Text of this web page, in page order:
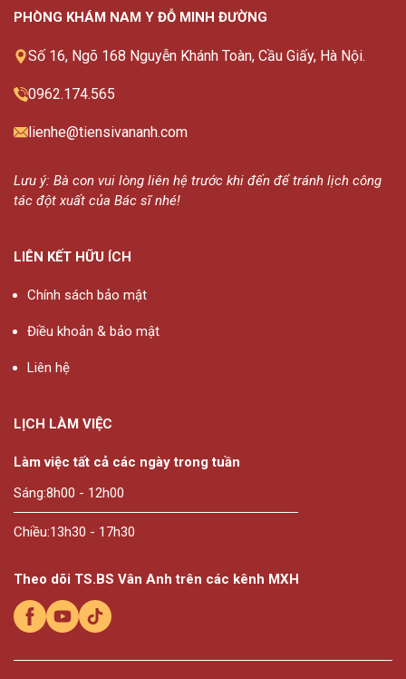
PHÒNG KHÁM NAM Y ĐỖ MINH ĐƯỜNG
Số 16, Ngõ 168 Nguyễn Khánh Toàn, Cầu Giấy, Hà Nội.
0962.174.565
lienhe@tiensivananh.com
Lưu ý: Bà con vui lòng liên hệ trước khi đến để tránh lịch công
tác đột xuất của Bác sĩ nhé!
LIÊN KẾT HỮU ÍCH
Chính sách bảo mật
Điều khoản & bảo mật
Liên hệ
LỊCH LÀM VIỆC
Làm việc tất cả các ngày trong tuần
Sáng:8h00 - 12h00
Chiều:13h30 - 17h30
Theo dõi TS.BS Vân Anh trên các kênh MXH